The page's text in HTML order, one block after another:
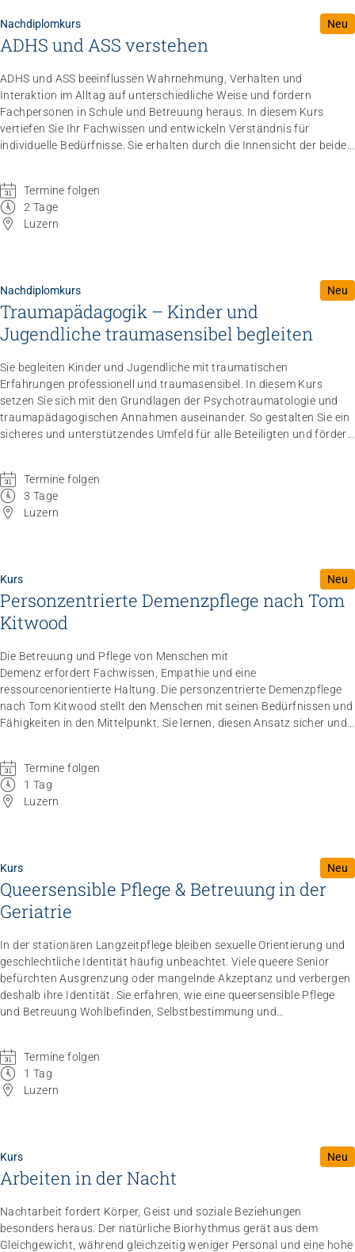
Nachdiplomkurs Neu
ADHS und ASS verstehen
ADHS und ASS beeinflussen Wahrnehmung, Verhalten und
Interaktion im Alltag auf unterschiedliche Weise und fordern
Fachpersonen in Schule und Betreuung heraus. In diesem Kurs
vertiefen Sie Ihr Fachwissen und entwickeln Verständnis für
individuelle Bedürfnisse. Sie erhalten durch die Innensicht der beiden
ressourcenorientiert, professionell und alltagsnah zu begleiten.
Termine folgen
2 Tage
Luzern
Nachdiplomkurs Neu
Traumapädagogik – Kinder und
Jugendliche traumasensibel begleiten
Sie begleiten Kinder und Jugendliche mit traumatischen
Erfahrungen professionell und traumasensibel. In diesem Kurs
setzen Sie sich mit den Grundlagen der Psychotraumatologie und
traumapädagogischen Annahmen auseinander. So gestalten Sie ein
sicheres und unterstützendes Umfeld für alle Beteiligten und fördern
als Einzelkurs gebucht werden.
Termine folgen
3 Tage
Luzern
Kurs Neu
Personzentrierte Demenzpflege nach Tom
Kitwood
Die Betreuung und Pflege von Menschen mit
Demenz erfordert Fachwissen, Empathie und eine
ressourcenorientierte Haltung. Die personzentrierte Demenzpflege
nach Tom Kitwood stellt den Menschen mit seinen Bedürfnissen und
Fähigkeiten in den Mittelpunkt. Sie lernen, diesen Ansatz sicher und
Termine folgen
1 Tag
Luzern
Kurs Neu
Queersensible Pflege & Betreuung in der
Geriatrie
In der stationären Langzeitpflege bleiben sexuelle Orientierung und
geschlechtliche Identität häufig unbeachtet. Viele queere Senior
befürchten Ausgrenzung oder mangelnde Akzeptanz und verbergen
deshalb ihre Identität. Sie erfahren, wie eine queersensible Pflege
und Betreuung Wohlbefinden, Selbstbestimmung und
Termine folgen
1 Tag
Luzern
Kurs Neu
Arbeiten in der Nacht
Nachtarbeit fordert Körper, Geist und soziale Beziehungen
besonders heraus. Der natürliche Biorhythmus gerät aus dem
Gleichgewicht, während gleichzeitig weniger Personal und eine hohe